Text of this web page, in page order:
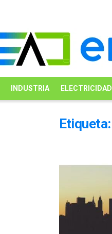
INDUSTRIA ELECTRICIDAD
Etiqueta: